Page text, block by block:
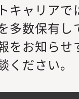
キャリア
多数保有
をお知ら
ください。